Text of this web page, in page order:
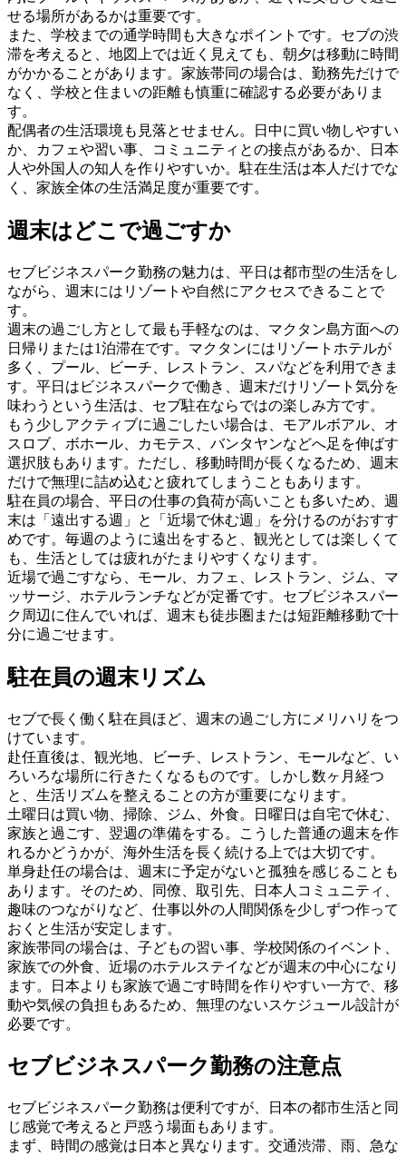
せる場所があるかは重要です。
また、学校までの通学時間も大きなポイントです。セブの渋
滞を考えると、地図上では近く見えても、朝夕は移動に時間
がかかることがあります。家族帯同の場合は、勤務先だけで
なく、学校と住まいの距離も慎重に確認する必要がありま
す。
配偶者の生活環境も見落とせません。日中に買い物しやすい
か、カフェや習い事、コミュニティとの接点があるか、日本
人や外国人の知人を作りやすいか。駐在生活は本人だけでな
く、家族全体の生活満足度が重要です。
週末はどこで過ごすか
セブビジネスパーク勤務の魅力は、平日は都市型の生活をし
ながら、週末にはリゾートや自然にアクセスできることで
す。
週末の過ごし方として最も手軽なのは、マクタン島方面への
日帰りまたは1泊滞在です。マクタンにはリゾートホテルが
多く、プール、ビーチ、レストラン、スパなどを利用できま
す。平日はビジネスパークで働き、週末だけリゾート気分を
味わうという生活は、セブ駐在ならではの楽しみ方です。
もう少しアクティブに過ごしたい場合は、モアルボアル、オ
スロブ、ボホール、カモテス、バンタヤンなどへ足を伸ばす
選択肢もあります。ただし、移動時間が長くなるため、週末
だけで無理に詰め込むと疲れてしまうこともあります。
駐在員の場合、平日の仕事の負荷が高いことも多いため、週
末は「遠出する週」と「近場で休む週」を分けるのがおすす
めです。毎週のように遠出をすると、観光としては楽しくて
も、生活としては疲れがたまりやすくなります。
近場で過ごすなら、モール、カフェ、レストラン、ジム、マ
ッサージ、ホテルランチなどが定番です。セブビジネスパー
ク周辺に住んでいれば、週末も徒歩圏または短距離移動で十
分に過ごせます。
駐在員の週末リズム
セブで長く働く駐在員ほど、週末の過ごし方にメリハリをつ
けています。
赴任直後は、観光地、ビーチ、レストラン、モールなど、い
ろいろな場所に行きたくなるものです。しかし数ヶ月経つ
と、生活リズムを整えることの方が重要になります。
土曜日は買い物、掃除、ジム、外食。日曜日は自宅で休む、
家族と過ごす、翌週の準備をする。こうした普通の週末を作
れるかどうかが、海外生活を長く続ける上では大切です。
単身赴任の場合は、週末に予定がないと孤独を感じることも
あります。そのため、同僚、取引先、日本人コミュニティ、
趣味のつながりなど、仕事以外の人間関係を少しずつ作って
おくと生活が安定します。
家族帯同の場合は、子どもの習い事、学校関係のイベント、
家族での外食、近場のホテルステイなどが週末の中心になり
ます。日本よりも家族で過ごす時間を作りやすい一方で、移
動や気候の負担もあるため、無理のないスケジュール設計が
必要です。
セブビジネスパーク勤務の注意点
セブビジネスパーク勤務は便利ですが、日本の都市生活と同
じ感覚で考えると戸惑う場面もあります。
まず、時間の感覚は日本と異なります。交通渋滞、雨、急な